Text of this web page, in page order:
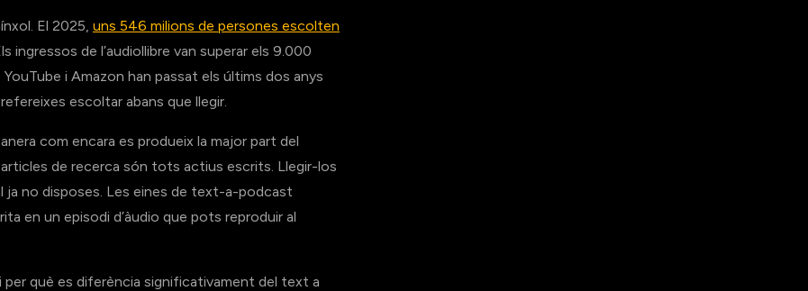
El 2025, uns 546 milions de persones escolten
ingressos de l’audiollibre van superar els 9.000
i Amazon han passat els últims dos anys
escoltar abans que llegir.
com encara es produeix la major part del
de recerca són tots actius escrits. Llegir-los
ja no disposes. Les eines de text-a-podcast
en un episodi d’àudio que pots reproduir al
què es diferència significativament del text a